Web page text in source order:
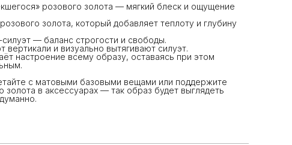
розового золота — мягкий блеск и ощущение
золота, который добавляет теплоту и глубину
— баланс строгости и свободы.
вертикали и визуально вытягивают силуэт.
настроение всему образу, оставаясь при этом
с матовыми базовыми вещами или поддержите
золота в аксессуарах — так образ будет выглядеть